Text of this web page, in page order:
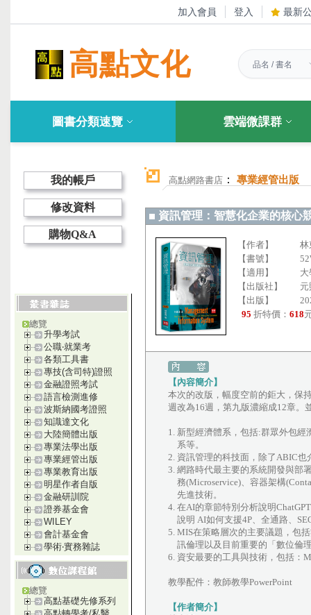
加入會員 登入 最新
高點文化
圖書分類速覽 雲端微課群
我的帳戶
修改資料
購物Q&A
總覽
升學考試
公職‧就業考
各類工具書
專技(含司特)證照
金融證照考試
語言檢測進修
波斯納國考證照
知識達文化
大陸簡體出版
專業法學出版
專業經管出版
專業教育出版
明星作者自版
金融研訓院
證券基金會
WILEY
會計基金會
學術‧實務雜誌
總覽
高點基礎先修系列
高點網路書店 ： 專業經管出版
資訊管理：智慧化企業的核心
【作者】
【書號】
【適用】
【出版社】
【出版】
95 折特價： 618
【內容簡介】
本次的改版，幅度空前的鉅大，保
週改為16週，第九版濃縮成12章。
1. 新型經濟體系，包括:群眾外包
系等。
2. 資訊管理的科技面，除了ABIC也
3. 網路時代最主要的系統開發與部
務(Microservice)、容器架構
先進技術。
4. 在AI的章節特別分析說明
說明 AI如何支援4P、全通路、
5. MIS在策略層次的主要議題，包
訊倫理以及目前重要的「數位倫
6. 資安最要的工具與技術，包括：
教學配件：教師教學PowerPoint
【作者簡介】